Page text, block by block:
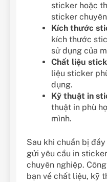
sticker hoặc
sticker
Kích thước
kích thước
sử dụng của
Chất liệu
liệu sticker
dụng.
Kỹ thuật in
thuật in phù
mình.
Sau khi chuẩn bị
gửi yêu cầu in
chuyên nghiệp.
bạn về chất liệu, kỹ